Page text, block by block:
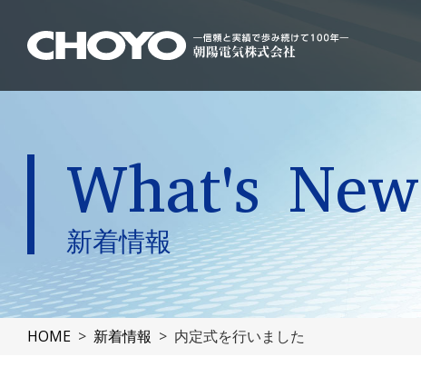
What's New
新着情報
HOME 新着情報 内定式を行いました